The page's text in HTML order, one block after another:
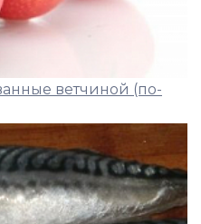
ветчиной (по-